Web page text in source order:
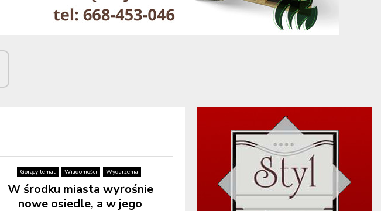
Gorący temat Wiadomości Wydarzenia
W środku miasta wyrośnie
nowe osiedle, a w jego